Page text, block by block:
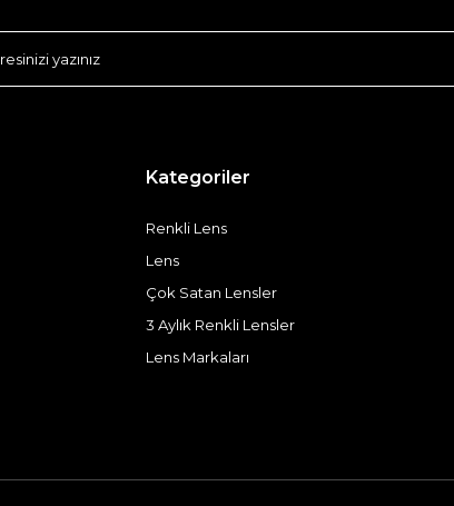
Kategoriler
Renkli Lens
Lens
Çok Satan Lensler
3 Aylık Renkli Lensler
Lens Markaları